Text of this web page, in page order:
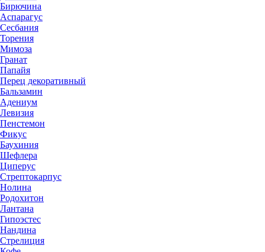
Бирючина
Аспарагус
Сесбания
Торения
Мимоза
Гранат
Папайя
Перец декоративный
Бальзамин
Адениум
Левизия
Пенстемон
Фикус
Баухиния
Шефлера
Циперус
Стрептокарпус
Нолина
Родохитон
Лантана
Гипоэстес
Нандина
Стрелиция